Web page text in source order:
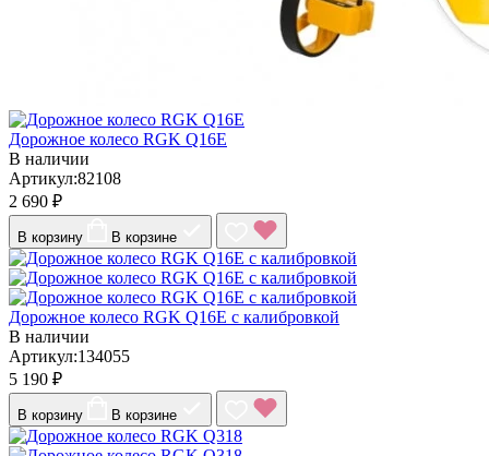
Дорожное колесо RGK Q16E
В наличии
Артикул:82108
2 690 ₽
В корзину В корзине
Дорожное колесо RGK Q16E с калибровкой
В наличии
Артикул:134055
5 190 ₽
В корзину В корзине